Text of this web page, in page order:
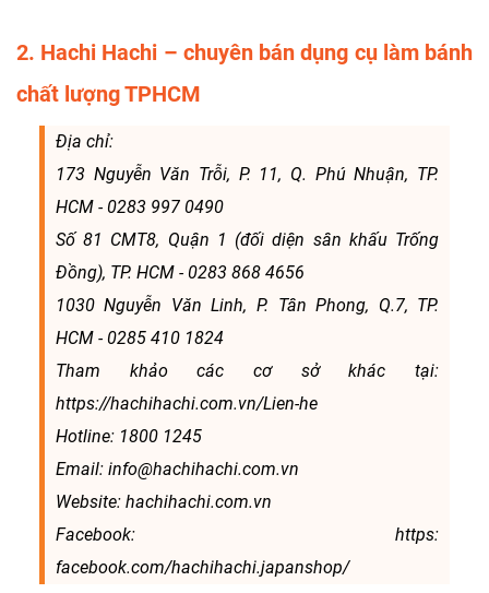
2. Hachi Hachi – chuyên bán dụng cụ làm bánh
chất lượng TPHCM
Địa chỉ:
173 Nguyễn Văn Trỗi, P. 11, Q. Phú Nhuận, TP.
HCM - 0283 997 0490
Số 81 CMT8, Quận 1 (đối diện sân khấu Trống
Đồng), TP. HCM - 0283 868 4656
1030 Nguyễn Văn Linh, P. Tân Phong, Q.7, TP.
HCM - 0285 410 1824
Tham khảo các cơ sở khác tại:
https://hachihachi.com.vn/Lien-he
Hotline: 1800 1245
Email: info@hachihachi.com.vn
Website: hachihachi.com.vn
Facebook: https:
facebook.com/hachihachi.japanshop/